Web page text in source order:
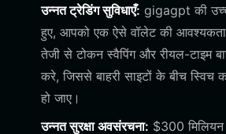
उन्नत ट्रेडिंग सुविधाएँ: gigagpt की
हुए, आपको एक ऐसे वॉलेट की आवश्यकता
तेजी से टोकन स्वैपिंग और रीयल-टाइम
करे, जिससे बाहरी साइटों के बीच
हो जाए।
उन्नत सुरक्षा अवसंरचना: $300 मिलियन